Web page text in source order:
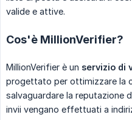
valide e attive.
Cos'è MillionVerifier?
MillionVerifier è un servizio di
progettato per ottimizzare la
salvaguardare la reputazione
invii vengano effettuati a